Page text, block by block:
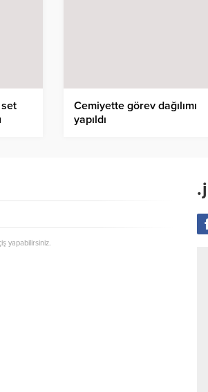
Cemiyette görev dağılımı
yapıldı
yapabilirsiniz.